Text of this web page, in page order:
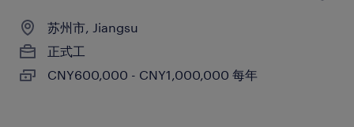
苏州市, Jiangsu
正式工
CNY600,000 - CNY1,000,000 每年